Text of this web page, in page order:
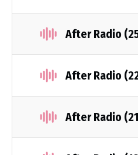
After Radio
After Radio
After Radio